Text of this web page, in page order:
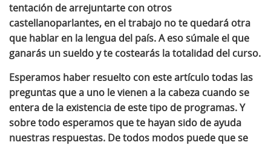
tentación de arrejuntarte con otros
castellanoparlantes, en el trabajo no te quedará otra
que hablar en la lengua del país. A eso súmale el que
ganarás un sueldo y te costearás la totalidad del curso.
Esperamos haber resuelto con este artículo todas las
preguntas que a uno le vienen a la cabeza cuando se
entera de la existencia de este tipo de programas. Y
sobre todo esperamos que te hayan sido de ayuda
nuestras respuestas. De todos modos puede que se